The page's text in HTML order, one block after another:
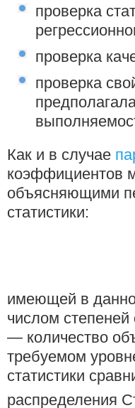
проверка
проверка
проверка
Как и в случае
коэффициентов
объясняющими
статистики:
имеющей в
числом
— количество
требуемом
статистики
распределения